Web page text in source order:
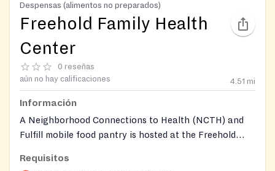
Despensas (alimentos no preparados)
Freehold Family Health
Center
0 reseñas
aún no hay calificaciones
4.51 mi
Información
A Neighborhood Connections to Health (NCTH) and
Fulfill mobile food pantry is hosted at the Freehold
standalone stationary pantry.
Requisitos